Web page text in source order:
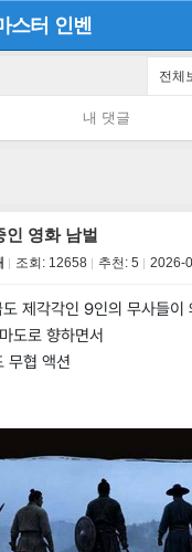
스터 인벤
전체
내 댓글
인 영화 남벌
조회: 12658 추천: 5 2026-
제각각인 9인의 무사들이
도로 향하면서
무협 액션